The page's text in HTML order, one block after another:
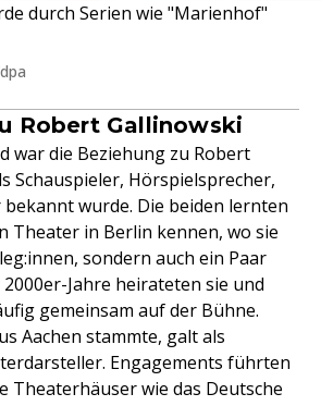
durch Serien wie "Marienhof"
Robert Gallinowski
war die Beziehung zu Robert
Schauspieler, Hörspielsprecher,
wurde. Die beiden lernten
Theater in Berlin kennen, wo sie
sondern auch ein Paar
Jahre heirateten sie und
gemeinsam auf der Bühne.
Aachen stammte, galt als
Engagements führten
Theaterhäuser wie das Deutsche